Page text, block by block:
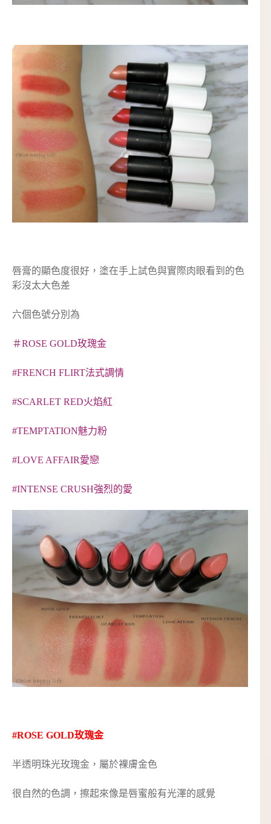
唇膏的顯色度很好，塗在手上試色與實際肉眼看到的色
彩沒太大色差
六個色號分別為
＃ROSE GOLD玫瑰金
#FRENCH FLIRT法式調情
#SCARLET RED火焰紅
#TEMPTATION魅力粉
#LOVE AFFAIR愛戀
#INTENSE CRUSH強烈的愛
#ROSE GOLD玫瑰金
半透明珠光玫瑰金，屬於裸膚金色
很自然的色調，擦起來像是唇蜜般有光澤的感覺